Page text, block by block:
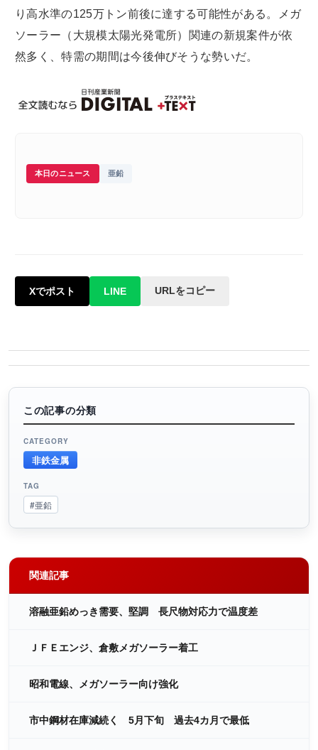
り高水準の125万トン前後に達する可能性がある。メガ
ソーラー（大規模太陽光発電所）関連の新規案件が依
然多く、特需の期間は今後伸びそうな勢いだ。
本日のニュース 亜鉛
Xでポスト LINE URLをコピー
この記事の分類
CATEGORY
非鉄金属
TAG
#亜鉛
関連記事
溶融亜鉛めっき需要、堅調 長尺物対応力で温度差
ＪＦＥエンジ、倉敷メガソーラー着工
昭和電線、メガソーラー向け強化
市中鋼材在庫減続く 5月下旬 過去4カ月で最低